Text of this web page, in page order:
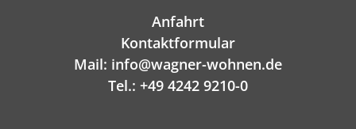
Anfahrt
Kontaktformular
Mail: info@wagner-wohnen.de
Tel.: +49 4242 9210-0